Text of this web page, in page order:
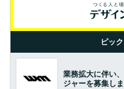
ピッ
業務拡大に伴い
ジャーを募集しま